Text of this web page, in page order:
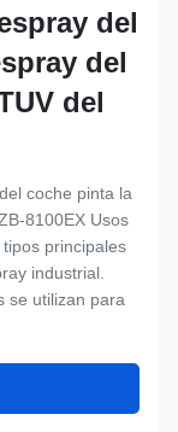
del
del
del
coche pinta la
8100EX Usos
principales
industrial.
se utilizan para